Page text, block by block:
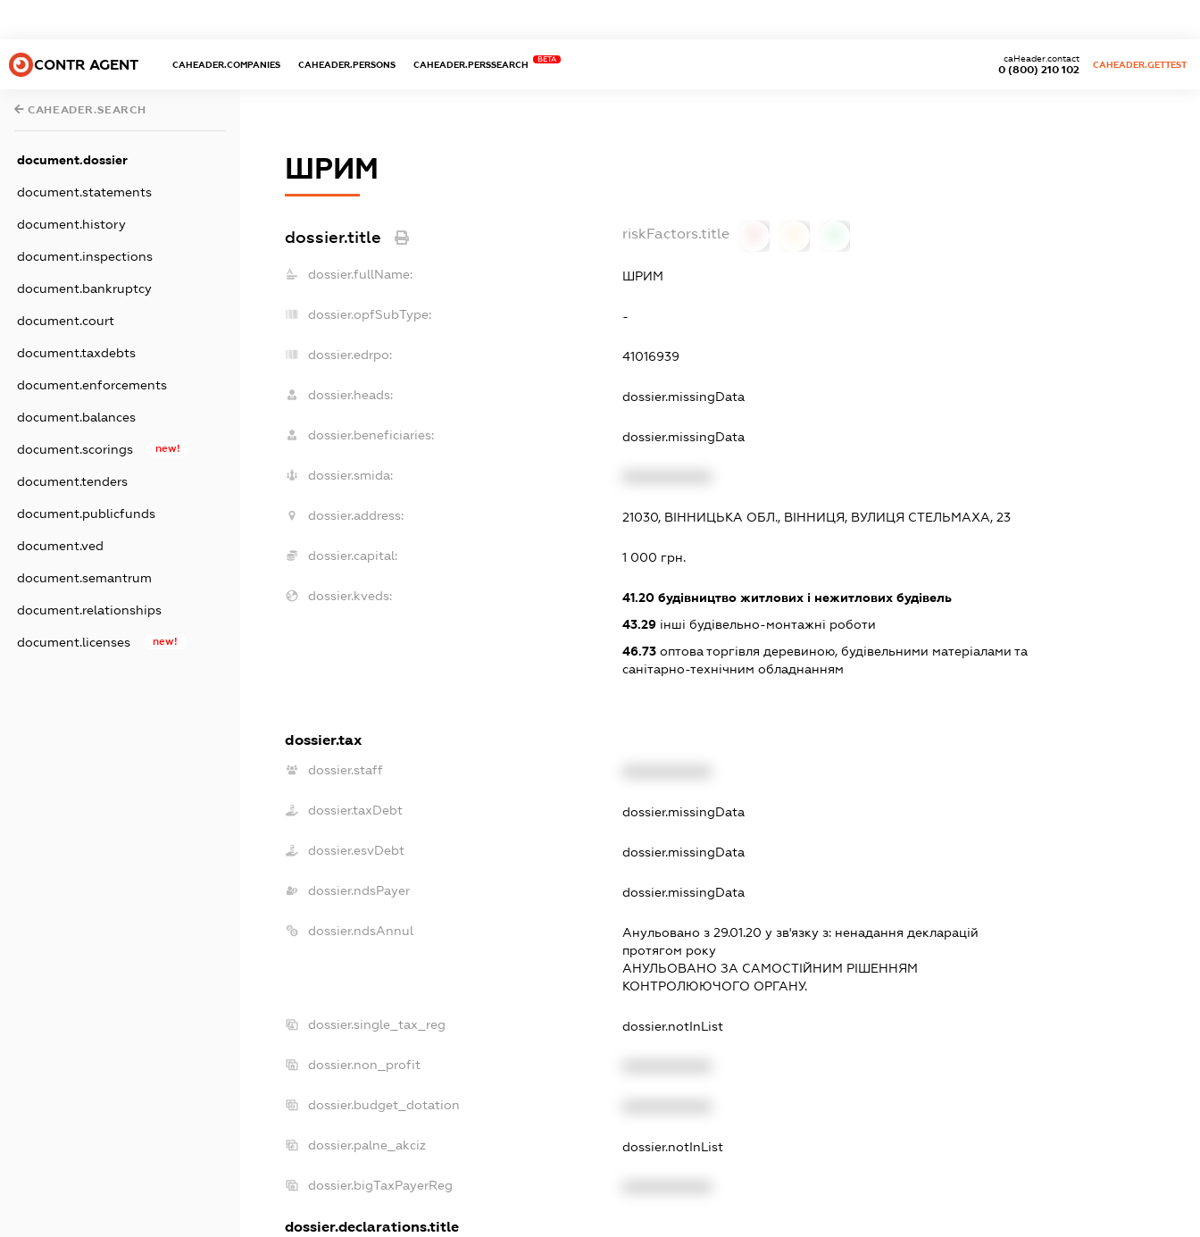
CONTR AGENT CAHEADER.COMPANIES CAHEADER.PERSONS CAHEADER.PERSSEARCH
BETA
0 (800) 210 102
caHeader.contact
CAHEADER.GETTEST
CAHEADER.SEARCH
document.dossier
document.statements
document.history
document.inspections
document.bankruptcy
document.court
document.taxdebts
document.enforcements
document.balances
document.scorings new!
document.tenders
document.publicfunds
document.ved
document.semantrum
document.relationships
document.licenses new!
ШРИМ
dossier.title riskFactors.title
dossier.fullName: ШРИМ
dossier.opfSubType: -
dossier.edrpo: 41016939
dossier.heads: dossier.missingData
dossier.beneficiaries: dossier.missingData
dossier.smida:
dossier.address: 21030, ВІННИЦЬКА ОБЛ., ВІННИЦЯ, ВУЛИЦЯ СТЕЛЬМАХА, 23
dossier.capital: 1 000 грн.
dossier.kveds: 41.20 будівництво житлових і нежитлових будівель
43.29 інші будівельно-монтажні роботи
46.73 оптова торгівля деревиною, будівельними матеріалами та
санітарно-технічним обладнанням
dossier.tax
dossier.staff
dossier.taxDebt dossier.missingData
dossier.esvDebt dossier.missingData
dossier.ndsPayer dossier.missingData
dossier.ndsAnnul Анульовано з 29.01.20 у зв'язку з: ненадання декларацiй
протягом року
АНУЛЬОВАНО ЗА САМОСТIЙНИМ РIШЕННЯМ
КОНТРОЛЮЮЧОГО ОРГАНУ.
dossier.single_tax_reg dossier.notInList
dossier.non_profit
dossier.budget_dotation
dossier.palne_akciz dossier.notInList
dossier.bigTaxPayerReg
dossier.declarations.title